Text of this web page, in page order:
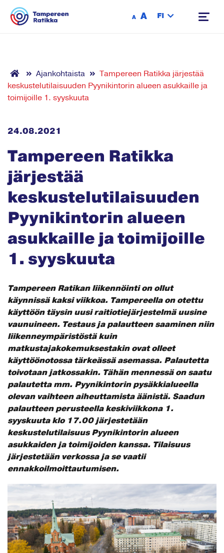
A A FI
Ajankohtaista
Tampereen Ratikka järjestää
keskustelutilaisuuden Pyynikintorin alueen asukkaille ja
toimijoille 1. syyskuuta
24.08.2021
Tampereen Ratikka
järjestää
keskustelutilaisuuden
Pyynikintorin alueen
asukkaille ja toimijoille
1. syyskuuta
Tampereen Ratikan liikennöinti on ollut
käynnissä kaksi viikkoa. Tampereella on otettu
käyttöön täysin uusi raitiotiejärjestelmä uusine
vaunuineen. Testaus ja palautteen saaminen niin
liikenneympäristöstä kuin
matkustajakokemuksestakin ovat olleet
käyttöönotossa tärkeässä asemassa. Palautetta
toivotaan jatkossakin. Tähän mennessä on saatu
palautetta mm. Pyynikintorin pysäkkialueella
olevan vaihteen aiheuttamista äänistä. Saadun
palautteen perusteella keskiviikkona 1.
syyskuuta klo 17.00 järjestetään
keskustelutilaisuus Pyynikintorin alueen
asukkaiden ja toimijoiden kanssa. Tilaisuus
järjestetään verkossa ja se vaatii
ennakkoilmoittautumisen.